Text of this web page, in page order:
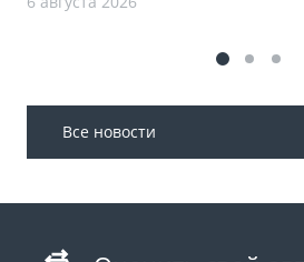
Все новости